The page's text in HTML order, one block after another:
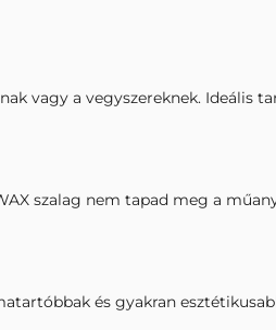
vagy a vegyszereknek. Ideális
szalag nem tapad meg a
és gyakran